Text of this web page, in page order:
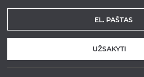
UŽSAKYTI